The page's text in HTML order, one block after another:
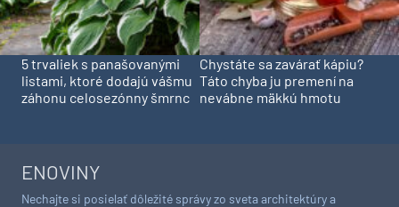
5 trvaliek s panašovanými
listami, ktoré dodajú vášmu
záhonu celosezónny šmrnc
Chystáte sa zavárať kápiu?
Táto chyba ju premení na
nevábne mäkkú hmotu
ENOVINY
Nechajte si posielať dôležité správy zo sveta architektúry a